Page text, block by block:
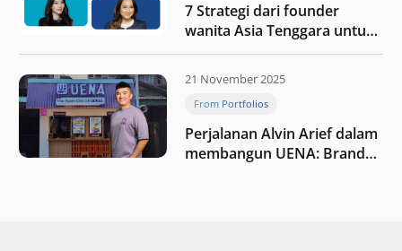
7 Strategi dari founder
wanita Asia Tenggara untuk
tetap relevan di tengah
perubahan dunia
perdagangan
21 November 2025
From Portfolios
Perjalanan Alvin Arief dalam
membangun UENA : Brand